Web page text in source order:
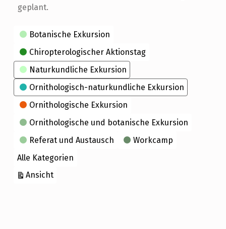
geplant.
Kategorien
Botanische Exkursion
Chiropterologischer Aktionstag
Naturkundliche Exkursion
Ornithologisch-naturkundliche Exkursion
Ornithologische Exkursion
Ornithologische und botanische Exkursion
Referat und Austausch
Workcamp
Alle Kategorien
Ansichtausdrucken